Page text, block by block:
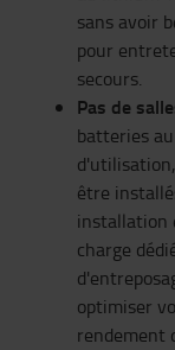
sans avoir
pour
secours.
Pas de
batteries
être
installation
charge
optimiser
rendement